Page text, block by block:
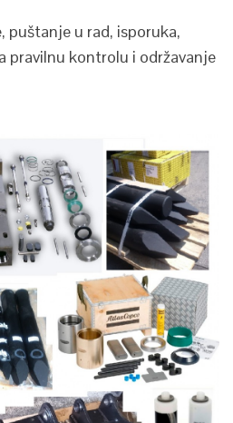
puštanje u rad, isporuka,
pravilnu kontrolu i održavanje